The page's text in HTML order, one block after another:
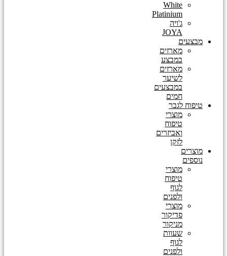
White
Platinium
ג'ויה
JOYA
מבצעים
מארזים
במבצע
מארזים
לשיער
במבצעים
חמים
טיפוח לגבר
מוצרי
טיפוח
ואביזרים
לזקן
מוצרים
נוספים
מוצרי
טיפוח
לגוף
ולפנים
מוצרי
פדיקור
מניקור
שעוות
לגוף
ולפנים